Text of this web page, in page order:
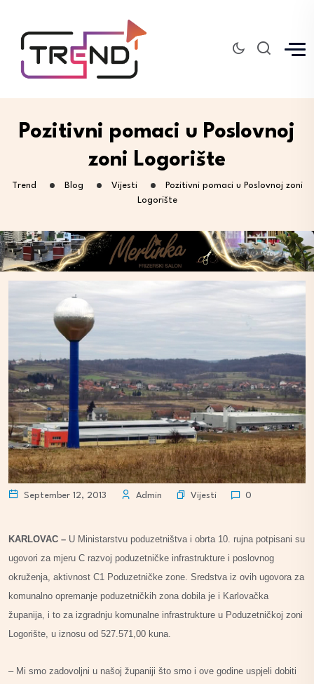
Pozitivni pomaci u Poslovnoj
zoni Logorište
Trend Blog Vijesti
Pozitivni pomaci u Poslovnoj zoni
Logorište
September 12, 2013 Admin Vijesti 0
KARLOVAC – U Ministarstvu poduzetništva i obrta 10. rujna potpisani su
ugovori za mjeru C razvoj poduzetničke infrastrukture i poslovnog
okruženja, aktivnost C1 Poduzetničke zone. Sredstva iz ovih ugovora za
komunalno opremanje poduzetničkih zona dobila je i Karlovačka
županija, i to za izgradnju komunalne infrastrukture u Poduzetničkoj zoni
Logorište, u iznosu od 527.571,00 kuna.
– Mi smo zadovoljni u našoj županiji što smo i ove godine uspjeli dobiti